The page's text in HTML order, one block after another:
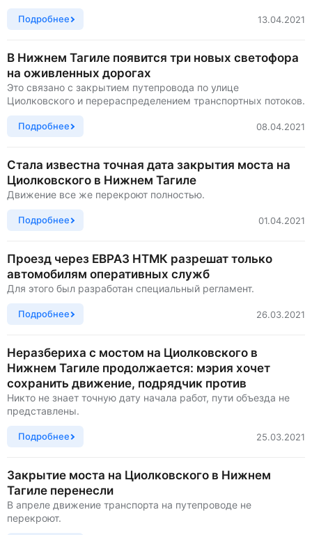
Подробнее 13.04.2021
В Нижнем Тагиле появится три новых светофора
на оживленных дорогах
Это связано с закрытием путепровода по улице
Циолковского и перераспределением транспортных потоков.
Подробнее 08.04.2021
Стала известна точная дата закрытия моста на
Циолковского в Нижнем Тагиле
Движение все же перекроют полностью.
Подробнее 01.04.2021
Проезд через ЕВРАЗ НТМК разрешат только
автомобилям оперативных служб
Для этого был разработан специальный регламент.
Подробнее 26.03.2021
Неразбериха с мостом на Циолковского в
Нижнем Тагиле продолжается: мэрия хочет
сохранить движение, подрядчик против
Никто не знает точную дату начала работ, пути объезда не
представлены.
Подробнее 25.03.2021
Закрытие моста на Циолковского в Нижнем
Тагиле перенесли
В апреле движение транспорта на путепроводе не
перекроют.